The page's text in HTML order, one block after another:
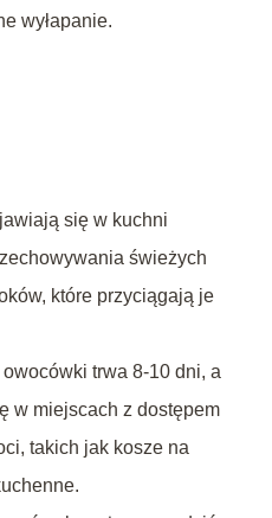
wyłapanie.
się w kuchni
świeżych
które przyciągają je
trwa 8-10 dni, a
w miejscach z dostępem
takich jak kosze na